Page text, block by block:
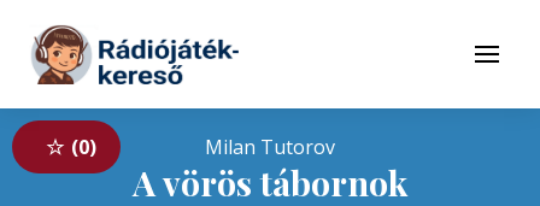
Tovább a tartalomhoz
Menü
0 Milan Tutorov
A vörös tábornok